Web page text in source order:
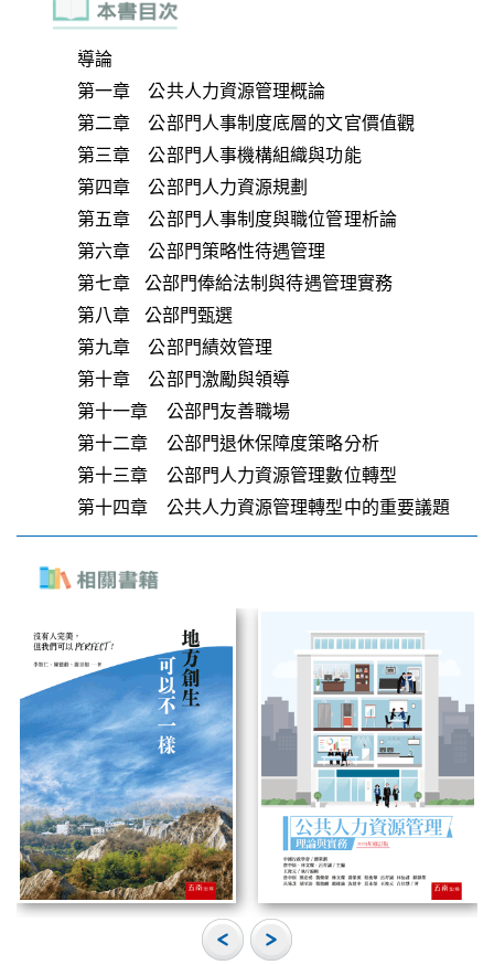
導論
第一章 公共人力資源管理概論
第二章 公部門人事制度底層的文官價值觀
第三章 公部門人事機構組織與功能
第四章 公部門人力資源規劃
第五章 公部門人事制度與職位管理析論
第六章 公部門策略性待遇管理
第七章 公部門俸給法制與待遇管理實務
第八章 公部門甄選
第九章 公部門績效管理
第十章 公部門激勵與領導
第十一章 公部門友善職場
第十二章 公部門退休保障度策略分析
第十三章 公部門人力資源管理數位轉型
第十四章 公共人力資源管理轉型中的重要議題